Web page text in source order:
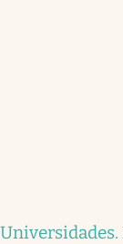
Universidades.